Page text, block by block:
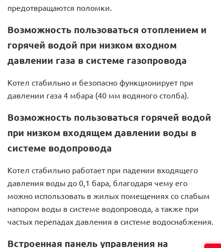
предотвращаются поломки.
Возможность пользоваться отоплением и
горячей водой при низком входном
давлении газа в системе газопровода
Котел стабильно и безопасно функционирует при
давлении газа 4 мбара (40 мм водяного столба).
Возможность пользоваться горячей водой
при низком входящем давлении воды в
системе водопровода
Котел стабильно работает при падении входящего
давления воды до 0,1 бара, благодаря чему его
можно использовать в жилых помещениях со слабым
напором воды в системе водопровода, а также при
частых перепадах давления в системе водоснабжения.
Встроенная панель управления на